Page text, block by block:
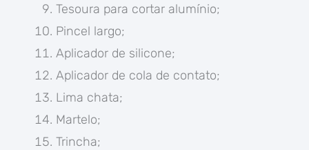
Tesoura para cortar alumínio;
Pincel largo;
Aplicador de silicone;
Aplicador de cola de contato;
Lima chata;
Martelo;
Trincha;